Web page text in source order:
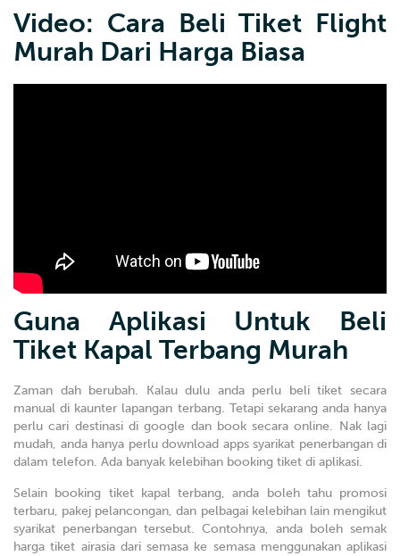
Video: Cara Beli Tiket Flight
Murah Dari Harga Biasa
Guna Aplikasi Untuk Beli
Tiket Kapal Terbang Murah
Zaman dah berubah. Kalau dulu anda perlu beli tiket secara
manual di kaunter lapangan terbang. Tetapi sekarang anda hanya
perlu cari destinasi di google dan book secara online. Nak lagi
mudah, anda hanya perlu download apps syarikat penerbangan di
dalam telefon. Ada banyak kelebihan booking tiket di aplikasi.
Selain booking tiket kapal terbang, anda boleh tahu promosi
terbaru, pakej pelancongan, dan pelbagai kelebihan lain mengikut
syarikat penerbangan tersebut. Contohnya, anda boleh semak
harga tiket airasia dari semasa ke semasa menggunakan aplikasi